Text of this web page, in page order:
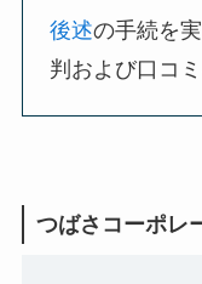
後述の手続を
判および口コ
つばさコーポレ